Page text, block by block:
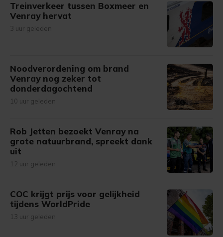
Treinverkeer tussen Boxmeer en
Venray hervat
3 uur geleden
Noodverordening om brand
Venray nog zeker tot
donderdagochtend
10 uur geleden
Rob Jetten bezoekt Venray na
grote natuurbrand, spreekt dank
uit
12 uur geleden
COC krijgt prijs voor gelijkheid
tijdens WorldPride
13 uur geleden